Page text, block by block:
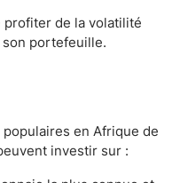
profiter de la volatilité
portefeuille.
en Afrique de
investir sur :